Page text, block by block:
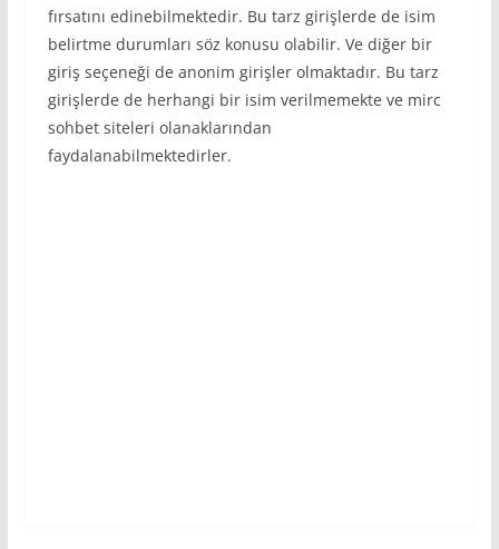
fırsatını edinebilmektedir. Bu tarz girişlerde de isim
belirtme durumları söz konusu olabilir. Ve diğer bir
giriş seçeneği de anonim girişler olmaktadır. Bu tarz
girişlerde de herhangi bir isim verilmemekte ve mirc
sohbet siteleri olanaklarından
faydalanabilmektedirler.